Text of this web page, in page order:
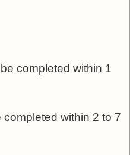
completed within 1
within 2 to 7